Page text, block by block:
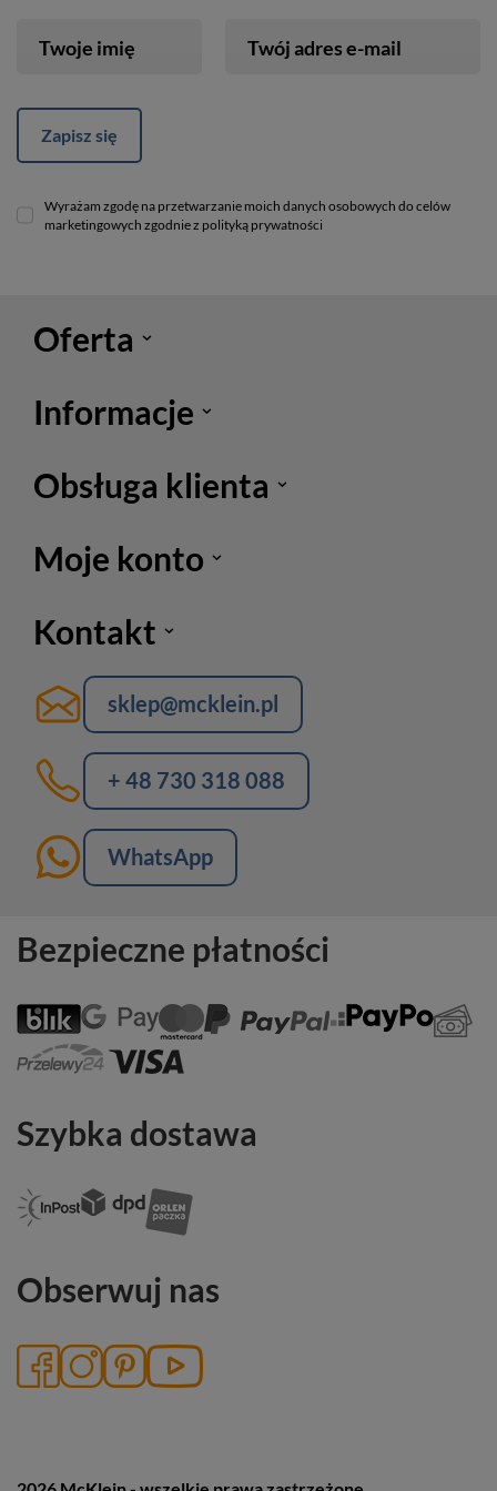
Twoje imię Twój adres e-mail
Zapisz się
Wyrażam zgodę na przetwarzanie moich danych osobowych do celów
marketingowych zgodnie z polityką prywatności
Oferta
Informacje
Obsługa klienta
Moje konto
Kontakt
sklep@mcklein.pl
+ 48 730 318 088
WhatsApp
Bezpieczne płatności
Szybka dostawa
Obserwuj nas